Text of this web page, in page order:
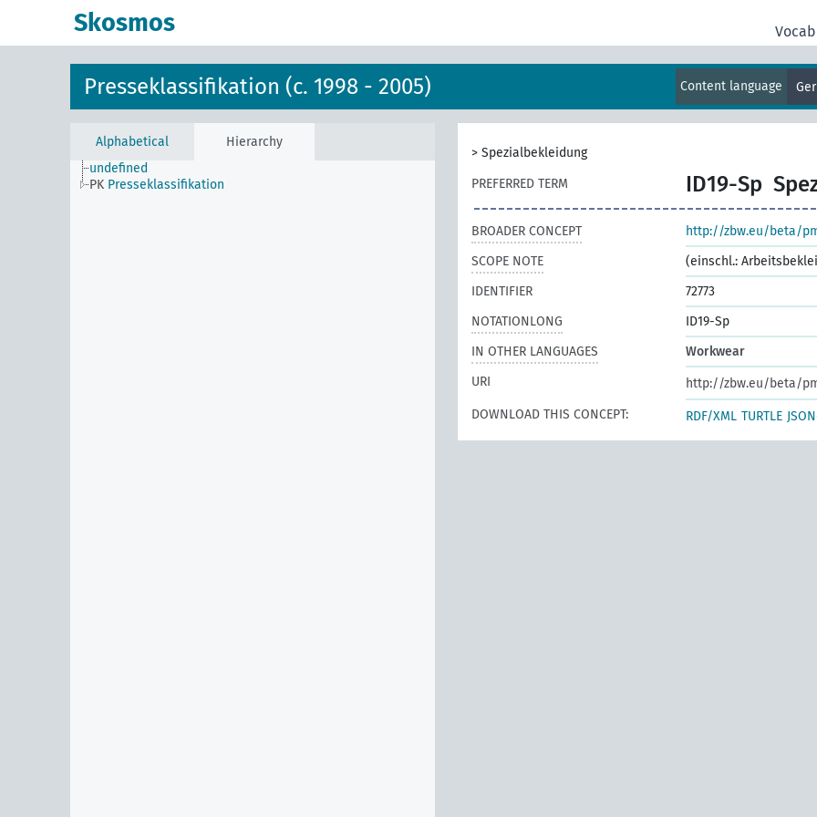
Skosmos
Presseklassifikation (c. 1998 - 2005) Content language
Alphabetical
Hierarchy
undefined
PK Presseklassifikation
> Spezialbekleidung
PREFERRED TERM
ID19-Sp
BROADER CONCEPT
http://zbw.eu/beta/
SCOPE NOTE
(einschl.:
IDENTIFIER
72773
NOTATIONLONG
ID19-Sp
IN OTHER LANGUAGES
Workwear
URI
http://zbw.eu/beta/
DOWNLOAD THIS CONCEPT:
RDF/XML TURTLE